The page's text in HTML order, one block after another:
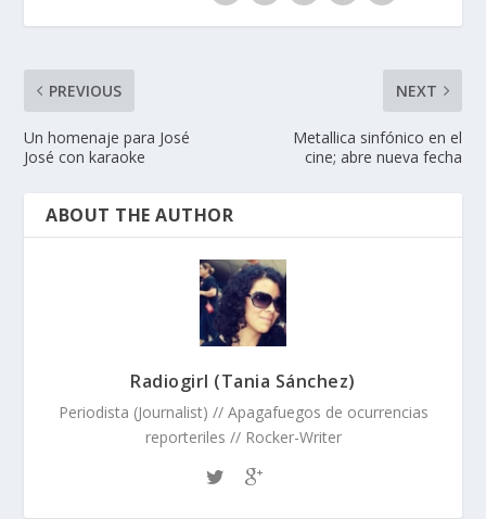
PREVIOUS
Un homenaje para José
José con karaoke
NEXT
Metallica sinfónico en el
cine; abre nueva fecha
ABOUT THE AUTHOR
Radiogirl (Tania Sánchez)
Periodista (Journalist) // Apagafuegos de ocurrencias
reporteriles // Rocker-Writer